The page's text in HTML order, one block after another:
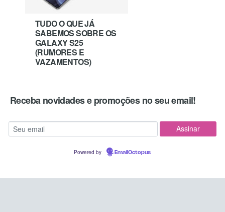
TUDO O QUE JÁ
SABEMOS SOBRE OS
GALAXY S25
(RUMORES E
VAZAMENTOS)
Receba novidades e promoções no seu email!
Powered by EmailOctopus